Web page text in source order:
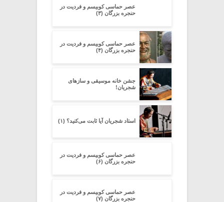
عصر حماسی کوبیسم و فردیت در
حنجره بزرگان (۳)
عصر حماسی کوبیسم و فردیت در
حنجره بزرگان (۴)
جشن خانه موسیقی و سازهای
شجریان!
استاد شجریان آیا ثابت می‌کنید؟ (۱)
عصر حماسی کوبیسم و فردیت در
حنجره بزرگان (۶)
عصر حماسی کوبیسم و فردیت در
حنجره بزرگان (۷)